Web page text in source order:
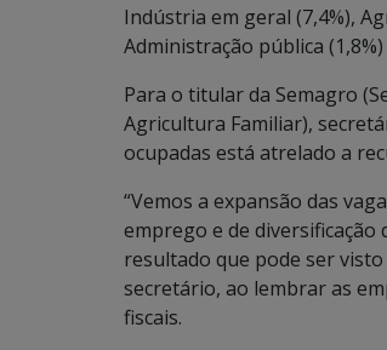
Indústria em geral (7,4%),
Administração pública (1,8%)
Para o titular da Semagro
Agricultura Familiar),
ocupadas está atrelado a
“Vemos a expansão das
emprego e de diversificação
resultado que pode ser
secretário, ao lembrar as
fiscais.